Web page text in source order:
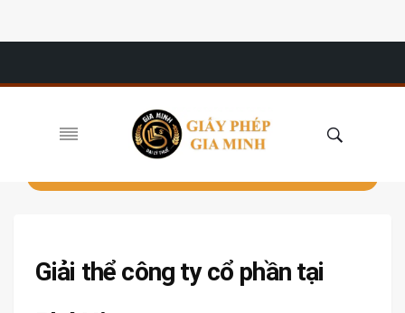
Giải thể công ty cổ phần tại